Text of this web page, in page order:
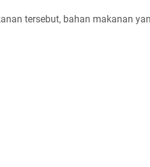
tersebut, bahan makanan